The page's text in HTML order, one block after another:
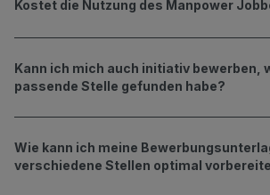
Kostet die Nutzung des Manpower
Kann ich mich auch initiativ bewerben,
passende Stelle gefunden habe?
Wie kann ich meine
verschiedene Stellen optimal